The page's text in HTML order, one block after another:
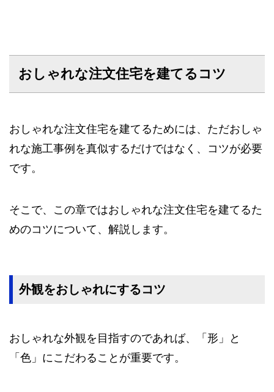
おしゃれな注文住宅を建てるコツ
おしゃれな注文住宅を建てるためには、ただおしゃ
れな施工事例を真似するだけではなく、コツが必要
です。
そこで、この章ではおしゃれな注文住宅を建てるた
めのコツについて、解説します。
外観をおしゃれにするコツ
おしゃれな外観を目指すのであれば、「形」と
「色」にこだわることが重要です。